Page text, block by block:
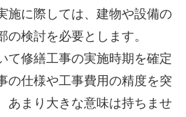
施に際しては、建物や設備の
検討を必要とします。
修繕工事の実施時期を確定
の仕様や工事費用の精度を突
あまり大きな意味は持ちませ